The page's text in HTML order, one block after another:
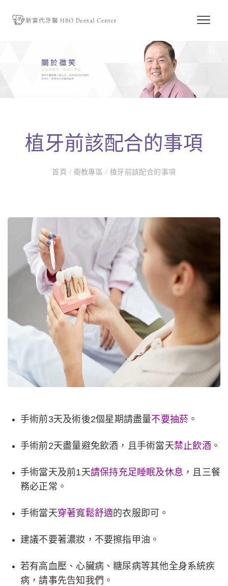
植牙前該配合的事項
首頁 / 衛教專區 / 植牙前該配合的事項
手術前3天及術後2個星期請盡量不要抽菸 。
手術前2天盡量避免飲酒，且手術當天禁止飲酒 。
手術當天及前1天請保持充足睡眠及休息 ，且三餐
務必正常。
手術當天穿著寬鬆舒適的衣服即可。
建議不要著濃妝，不要擦指甲油。
若有高血壓、心臟病、糖尿病等其他全身系統疾
病，請事先告知我們。